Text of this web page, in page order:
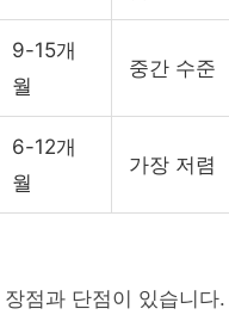
9-15개
월
중간 수준
6-12개
월
가장 저렴
점과 단점이 있습니